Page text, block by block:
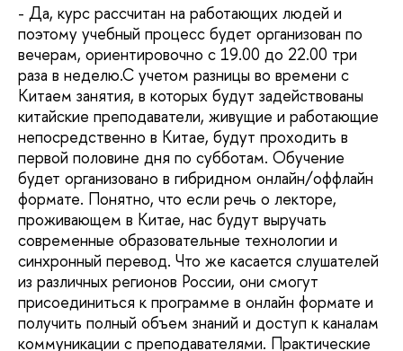
- Да, курс рассчитан на работающих людей и
поэтому учебный процесс будет организован по
вечерам, ориентировочно с 19.00 до 22.00 три
раза в неделю.С учетом разницы во времени с
Китаем занятия, в которых будут задействованы
китайские преподаватели, живущие и работающие
непосредственно в Китае, будут проходить в
первой половине дня по субботам. Обучение
будет организовано в гибридном онлайн/оффлайн
формате. Понятно, что если речь о лекторе,
проживающем в Китае, нас будут выручать
современные образовательные технологии и
синхронный перевод. Что же касается слушателей
из различных регионов России, они смогут
присоединиться к программе в онлайн формате и
получить полный объем знаний и доступ к каналам
коммуникации с преподавателями. Практические